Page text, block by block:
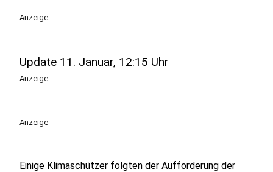
Anzeige
Update 11. Januar, 12:15 Uhr
Anzeige
Anzeige
Einige Klimaschützer folgten der Aufforderung der